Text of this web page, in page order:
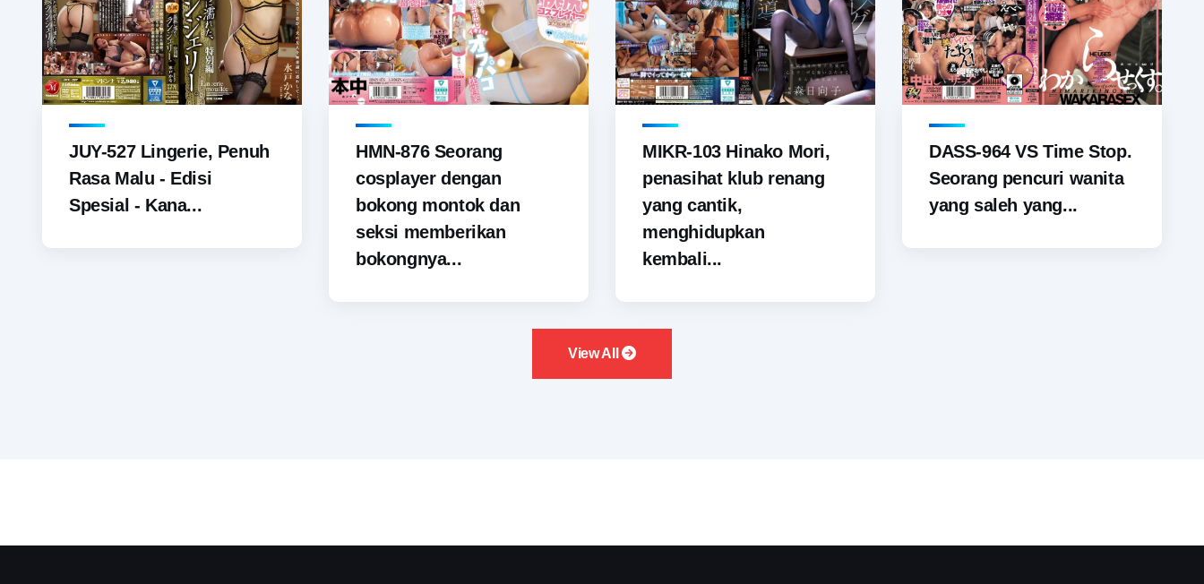
JUY-527 Lingerie, Penuh
Rasa Malu - Edisi
Spesial - Kana...
HMN-876 Seorang
cosplayer dengan
bokong montok dan
seksi memberikan
bokongnya...
MIKR-103 Hinako Mori,
penasihat klub renang
yang cantik,
menghidupkan
kembali...
DASS-964 VS Time Stop.
Seorang pencuri wanita
yang saleh yang...
View All